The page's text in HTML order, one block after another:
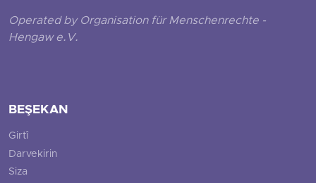
Operated by Organisation für Menschenrechte -
Hengaw e.V.
BEŞEKAN
Girtî
Darvekirin
Siza